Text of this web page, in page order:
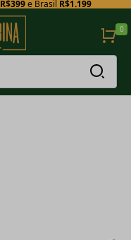
R$399e Brasil R$1.199
0